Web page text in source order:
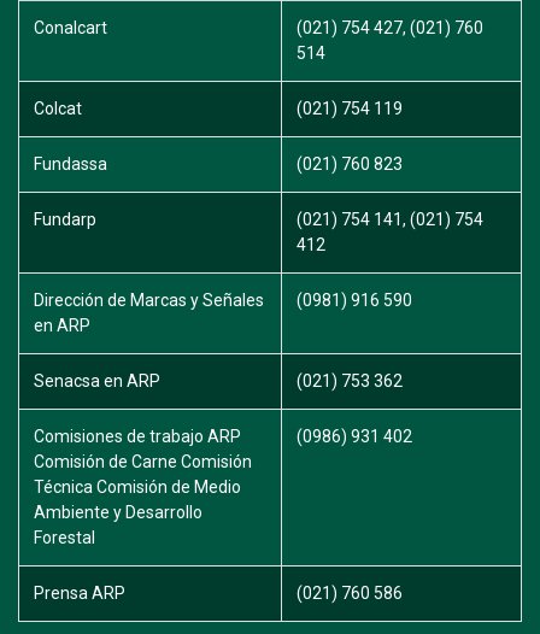
Conalcart
(021) 754 427, (021) 760
514
Colcat (021) 754 119
Fundassa (021) 760 823
Fundarp
(021) 754 141, (021) 754
412
Dirección de Marcas y Señales
en ARP
(0981) 916 590
Senacsa en ARP (021) 753 362
Comisiones de trabajo ARP
Comisión de Carne Comisión
Técnica Comisión de Medio
Ambiente y Desarrollo
Forestal
(0986) 931 402
Prensa ARP (021) 760 586